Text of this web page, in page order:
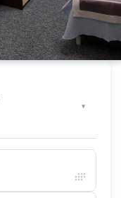
▼